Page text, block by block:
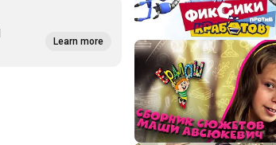
Learn more